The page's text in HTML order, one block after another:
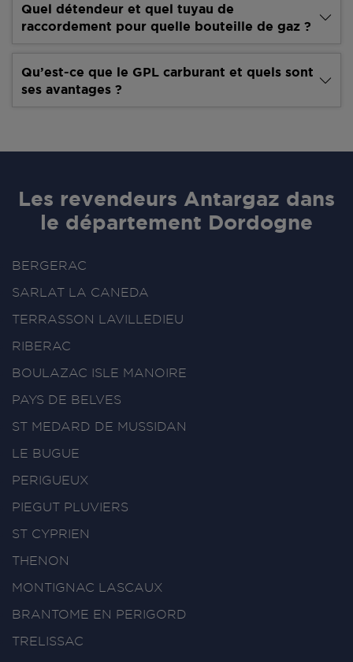
Quel détendeur et quel tuyau de
raccordement pour quelle bouteille de gaz ?
Qu’est-ce que le GPL carburant et quels sont
ses avantages ?
Les revendeurs Antargaz dans
le département Dordogne
BERGERAC
SARLAT LA CANEDA
TERRASSON LAVILLEDIEU
RIBERAC
BOULAZAC ISLE MANOIRE
PAYS DE BELVES
ST MEDARD DE MUSSIDAN
LE BUGUE
PERIGUEUX
PIEGUT PLUVIERS
ST CYPRIEN
THENON
MONTIGNAC LASCAUX
BRANTOME EN PERIGORD
TRELISSAC